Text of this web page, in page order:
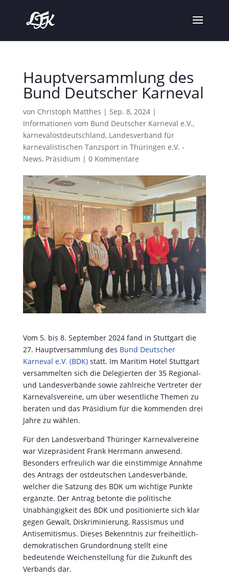
Hauptversammlung des
Bund Deutscher Karneval
von Christoph Matthes | Sep. 8, 2024|
Informationen vom Bund Deutscher Karneval e.V.,
karnevalostdeutschland, Landesverband für
karnevalistischen Tanzsport in Thüringen e.V. -
News, Präsidium | 0 Kommentare
Vom 5. bis 8. September 2024 fand in Stuttgart die
27. Hauptversammlung des Bund Deutscher
Karneval e.V. (BDK) statt. Im Maritim Hotel Stuttgart
versammelten sich die Delegierten der 35 Regional-
und Landesverbände sowie zahlreiche Vertreter der
Karnevalsvereine, um über wesentliche Themen zu
beraten und das Präsidium für die kommenden drei
Jahre zu wählen.
Für den Landesverband Thüringer Karnevalvereine
war Vizepräsident Frank Herrmann anwesend.
Besonders erfreulich war die einstimmige Annahme
des Antrags der ostdeutschen Landesverbände,
welcher die Satzung des BDK um wichtige Punkte
ergänzte. Der Antrag betonte die politische
Unabhängigkeit des BDK und positionierte sich klar
gegen Gewalt, Diskriminierung, Rassismus und
Antisemitismus. Dieses Bekenntnis zur freiheitlich-
demokratischen Grundordnung stellt eine
bedeutende Weichenstellung für die Zukunft des
Verbands dar.